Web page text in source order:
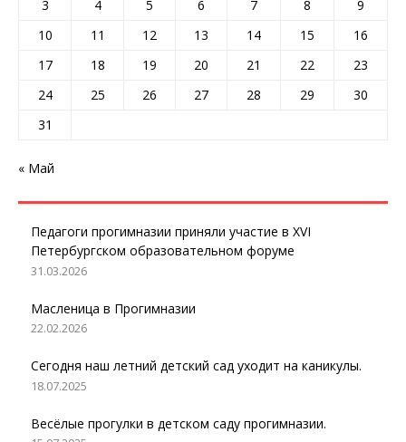
3
4 5 6 7 8
9
10
11 12 13 14 15
16
17
18 19 20 21 22
23
24
25 26 27 28 29
30
31
« Май
Педагоги прогимназии приняли участие в XVI
Петербургском образовательном форуме
31.03.2026
Масленица в Прогимназии
22.02.2026
Сегодня наш летний детский сад уходит на каникулы.
18.07.2025
Весёлые прогулки в детском саду прогимназии.